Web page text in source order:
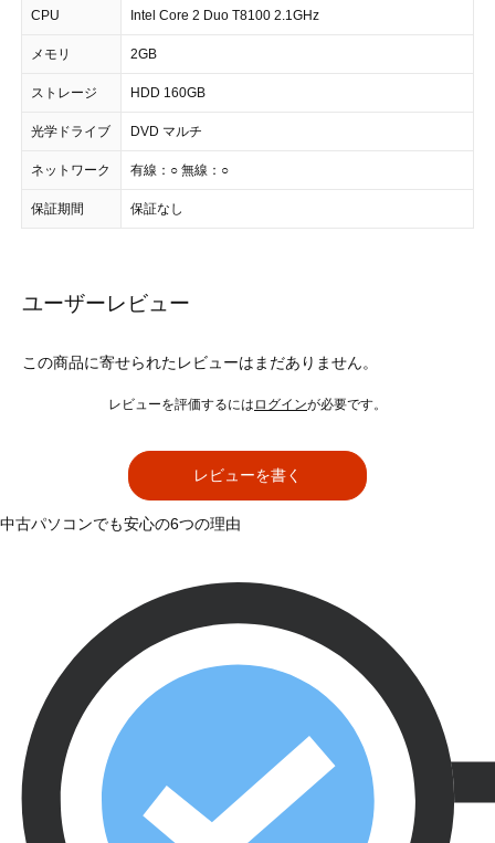
CPU Intel Core 2 Duo T8100 2.1GHz
メモリ 2GB
ストレージ HDD 160GB
光学ドライブ DVD マルチ
ネットワーク 有線：○ 無線：○
保証期間 保証なし
ユーザーレビュー
この商品に寄せられたレビューはまだありません。
レビューを評価するには ログインが必要です。
レビューを書く
中古パソコンでも安心の6つの理由